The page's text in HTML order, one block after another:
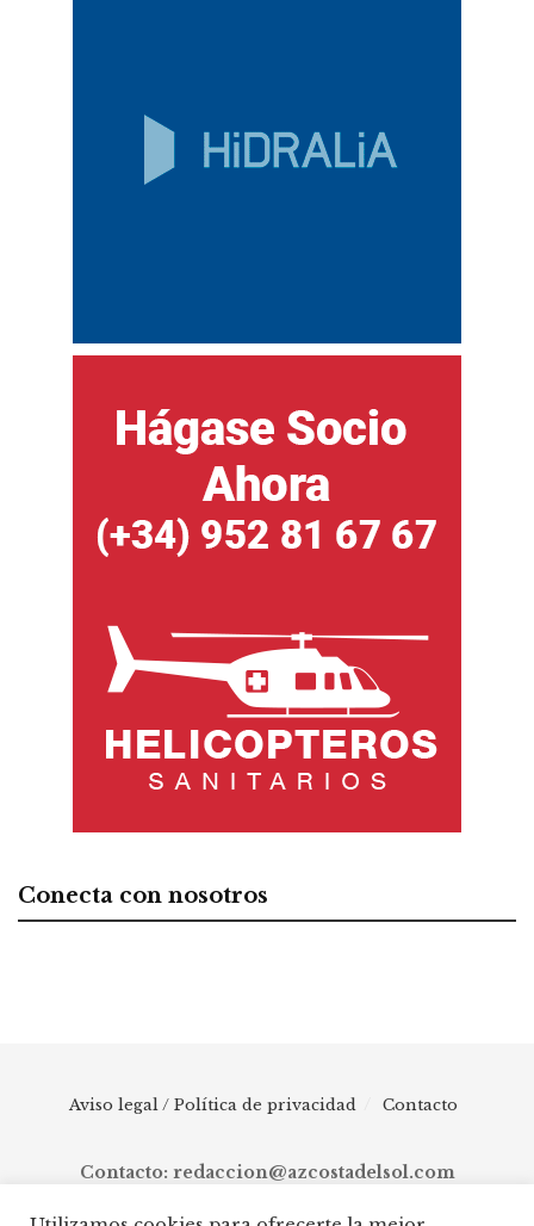
Conecta con nosotros
Aviso legal / Política de privacidad Contacto
Contacto: redaccion@azcostadelsol.com